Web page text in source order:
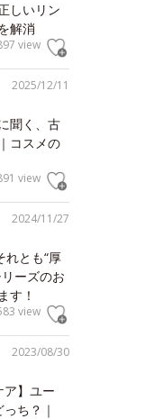
しいリン
解消
view
2025/12/11
聞く、古
コスメの
view
2024/11/27
れとも“厚
ーズのお
す！
view
2023/08/30
ア】ユー
ち？｜